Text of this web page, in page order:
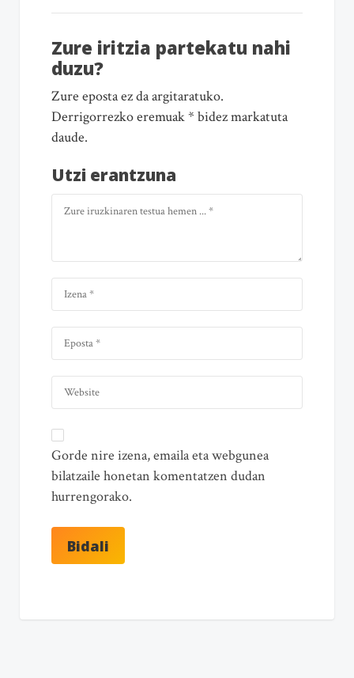
Zure iritzia partekatu nahi
duzu?
Zure eposta ez da argitaratuko.
Derrigorrezko eremuak * bidez markatuta
daude.
Utzi erantzuna
Gorde nire izena, emaila eta webgunea
bilatzaile honetan komentatzen dudan
hurrengorako.